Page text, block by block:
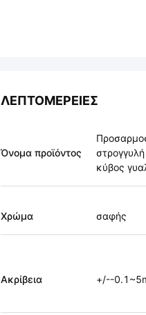
ΛΕΠΤΟΜΈΡΕΙΕΣ
Όνομα προϊόντος
κύβος
Χρώμα σαφής
Ακρίβεια +/--